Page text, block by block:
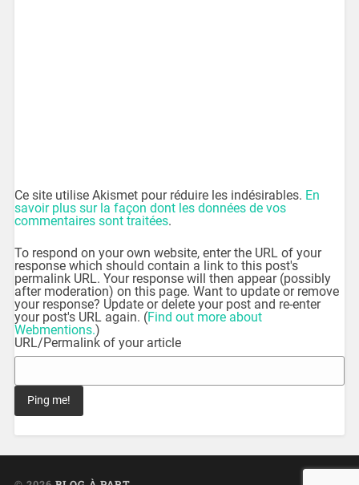
Ce site utilise Akismet pour réduire les indésirables. En
savoir plus sur la façon dont les données de vos
commentaires sont traitées.
To respond on your own website, enter the URL of your
response which should contain a link to this post's
permalink URL. Your response will then appear (possibly
after moderation) on this page. Want to update or remove
your response? Update or delete your post and re-enter
your post's URL again. (Find out more about
Webmentions.)
URL/Permalink of your article